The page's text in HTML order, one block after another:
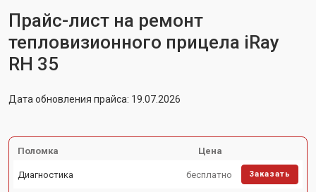
Прайс-лист на ремонт
тепловизионного прицела iRay
RH 35
Дата обновления прайса: 19.07.2026
Поломка Цена
Диагностика бесплатно Заказать